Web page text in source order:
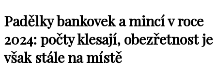
Padělky bankovek a mincí v roce
2024: počty klesají, obezřetnost je
však stále na místě